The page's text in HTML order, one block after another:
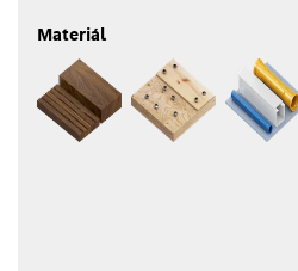
Materiál